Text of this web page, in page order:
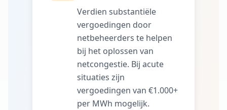
Verdien substantiële
vergoedingen door
netbeheerders te helpen
bij het oplossen van
netcongestie. Bij acute
situaties zijn
vergoedingen van €1.000+
per MWh mogelijk.